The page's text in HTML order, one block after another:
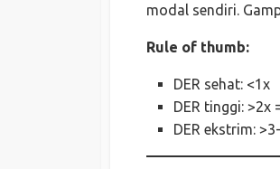
modal sendiri.
Rule of thumb:
DER sehat: <1x
DER tinggi: >2x
DER ekstrim: